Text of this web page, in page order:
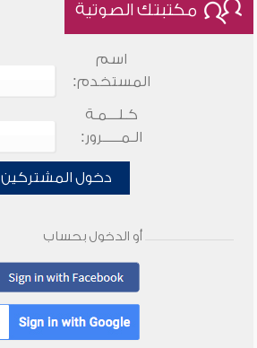
مكتبتك الصوتية
اسم
المستخدم:
كـلـــمـة
الـمـــــرور:
دخول المشتركين
أو الدخول بحساب